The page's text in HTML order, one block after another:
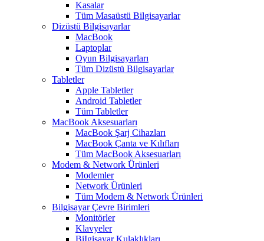
Kasalar
Tüm Masaüstü Bilgisayarlar
Dizüstü Bilgisayarlar
MacBook
Laptoplar
Oyun Bilgisayarları
Tüm Dizüstü Bilgisayarlar
Tabletler
Apple Tabletler
Android Tabletler
Tüm Tabletler
MacBook Aksesuarları
MacBook Şarj Cihazları
MacBook Çanta ve Kılıfları
Tüm MacBook Aksesuarları
Modem & Network Ürünleri
Modemler
Network Ürünleri
Tüm Modem & Network Ürünleri
Bilgisayar Çevre Birimleri
Monitörler
Klavyeler
BiIgisayar Kulaklıkları